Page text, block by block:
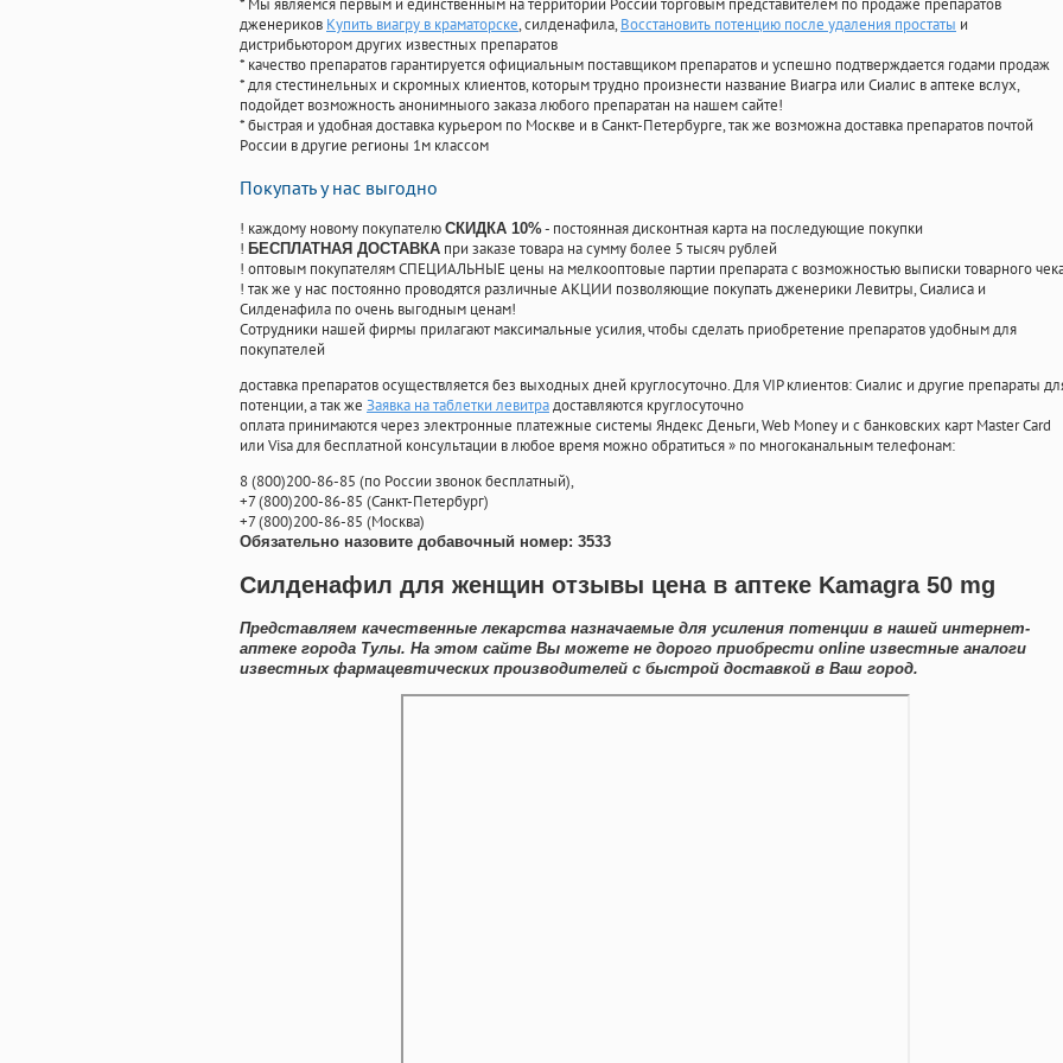
* Мы являемся первым и единственным на территории России торговым представителем по продаже препаратов
дженериков Купить виагру в краматорске, силденафила, Восстановить потенцию после удаления простаты и
дистрибьютором других известных препаратов
* качество препаратов гарантируется официальным поставщиком препаратов и успешно подтверждается годами продаж
* для стестинельных и скромных клиентов, которым трудно произнести название Виагра или Сиалис в аптеке вслух,
подойдет возможность анонимныого заказа любого препаратан на нашем сайте!
* быстрая и удобная доставка курьером по Москве и в Санкт-Петербурге, так же возможна доставка препаратов почтой
России в другие регионы 1м классом
Покупать у нас выгодно
! каждому новому покупателю СКИДКА 10%- постоянная дисконтная карта на последующие покупки
! БЕСПЛАТНАЯ ДОСТАВКА при заказе товара на сумму более 5 тысяч рублей
! оптовым покупателям СПЕЦИАЛЬНЫЕ цены на мелкооптовые партии препарата с возможностью выписки товарного
! так же у нас постоянно проводятся различные АКЦИИ позволяющие покупать дженерики Левитры, Сиалиса и
Силденафила по очень выгодным ценам!
Cотрудники нашей фирмы прилагают максимальные усилия, чтобы сделать приобретение препаратов удобным для
покупателей
доставка препаратов осуществляется без выходных дней круглосуточно. Для VIP клиентов: Сиалис и другие препараты
потенции, а так же Заявка на таблетки левитрадоставляются круглосуточно
оплата принимаются через электронные платежные системы Яндекс Деньги, Web Money и с банковских карт Master Card
или Visa для бесплатной консультации в любое время можно обратиться» по многоканальным телефонам:
8(800)200-86-85 (по России звонок бесплатный),
+7(800)200-86-85 (Санкт-Петербург)
+7(800)200-86-85 (Москва)
Обязательно назовите добавочный номер: 3533
Силденафил для женщин отзывы цена в аптеке Kamagra 50 mg
Представляем качественные лекарства назначаемые для усиления потенции в нашей интернет-
аптеке города Тулы. На этом сайте Вы можете не дорого приобрести online известные аналоги
известных фармацевтических производителей с быстрой доставкой в Ваш город.